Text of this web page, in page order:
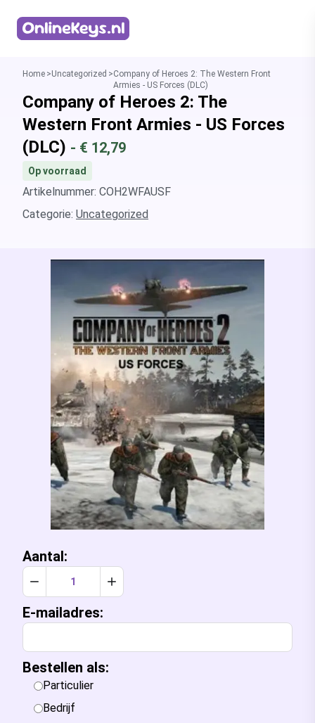
Home Uncategorized
Company of Heroes 2: The Western Front
Armies - US Forces (DLC)
Company of Heroes 2: The
Western Front Armies - US Forces
(DLC) - € 12,79
Op voorraad
Artikelnummer: COH2WFAUSF
Categorie: Uncategorized
Aantal:
Verlaag aantal met 1Verhoog aantal met 1
E-mailadres:
Bestellen als:
Particulier
Bedrijf